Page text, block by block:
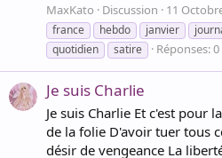
MaxKato Discussion 11
france
hebdo janvier
quotidien
satire Réponses: 0
Je suis Charlie
Je suis Charlie Et c'est pour
de la folie D'avoir tuer tous
désir de vengeance La